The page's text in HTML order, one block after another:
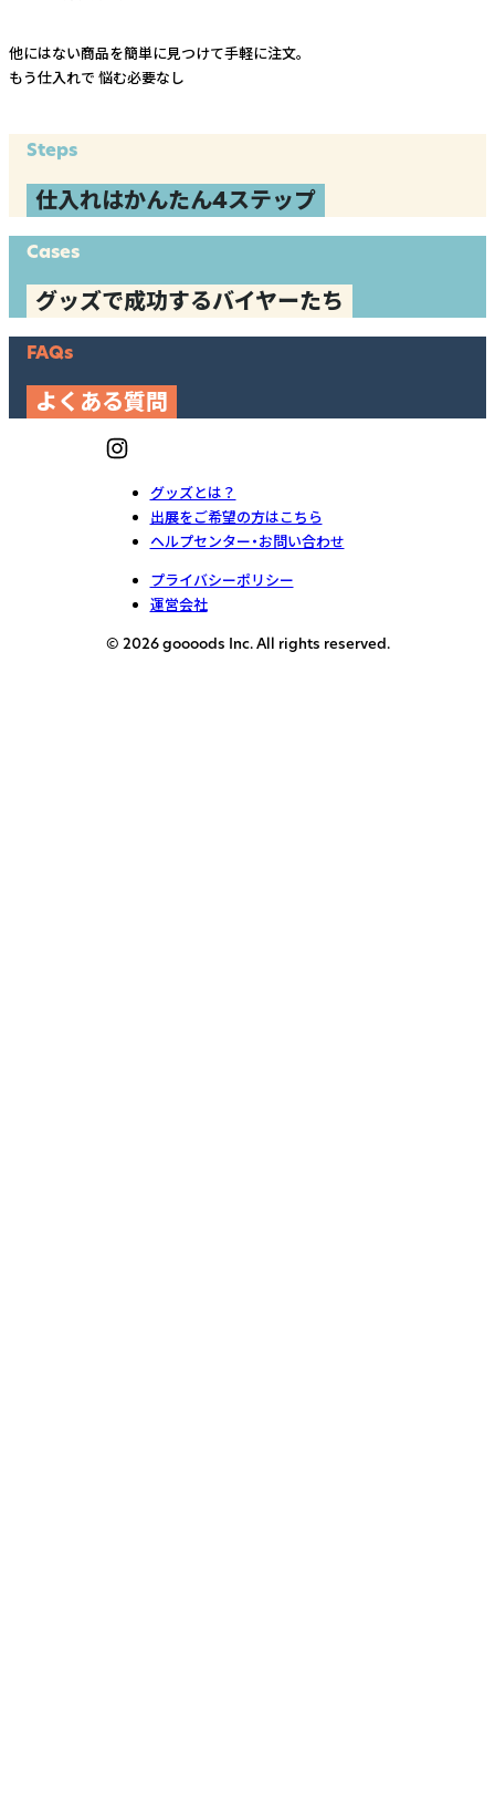
他にはない商品を簡単に見つけて手軽に注文。
もう仕入れで 悩む必要なし
Steps
仕入れはかんたん4ステップ
Cases
グッズで成功するバイヤーたち
FAQs
よくある質問
グッズとは？
出展をご希望の方はこちら
ヘルプセンター・お問い合わせ
プライバシーポリシー
運営会社
© 2026 goooods Inc. All rights reserved.